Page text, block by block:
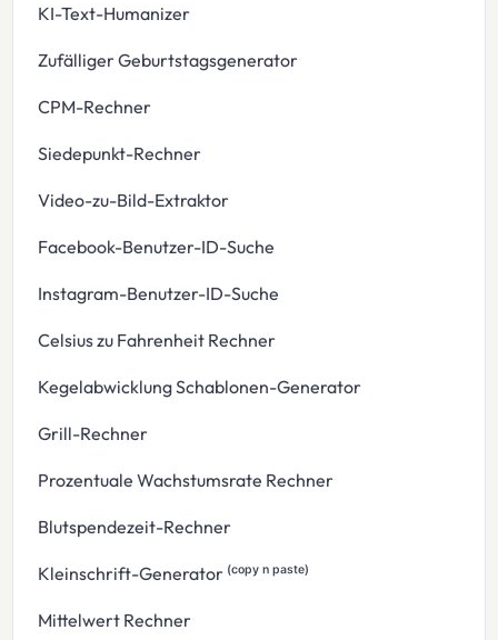
KI-Text-Humanizer
Zufälliger Geburtstagsgenerator
CPM-Rechner
Siedepunkt-Rechner
Video-zu-Bild-Extraktor
Facebook-Benutzer-ID-Suche
Instagram-Benutzer-ID-Suche
Celsius zu Fahrenheit Rechner
Kegelabwicklung Schablonen-Generator
Grill-Rechner
Prozentuale Wachstumsrate Rechner
Blutspendezeit-Rechner
Kleinschrift-Generator ⁽ᶜᵒᵖʸ ⁿ ᵖᵃˢᵗᵉ⁾
Mittelwert Rechner